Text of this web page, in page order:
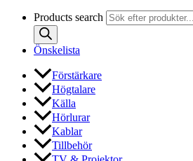
Products search
Önskelista
Förstärkare
Högtalare
Källa
Hörlurar
Kablar
Tillbehör